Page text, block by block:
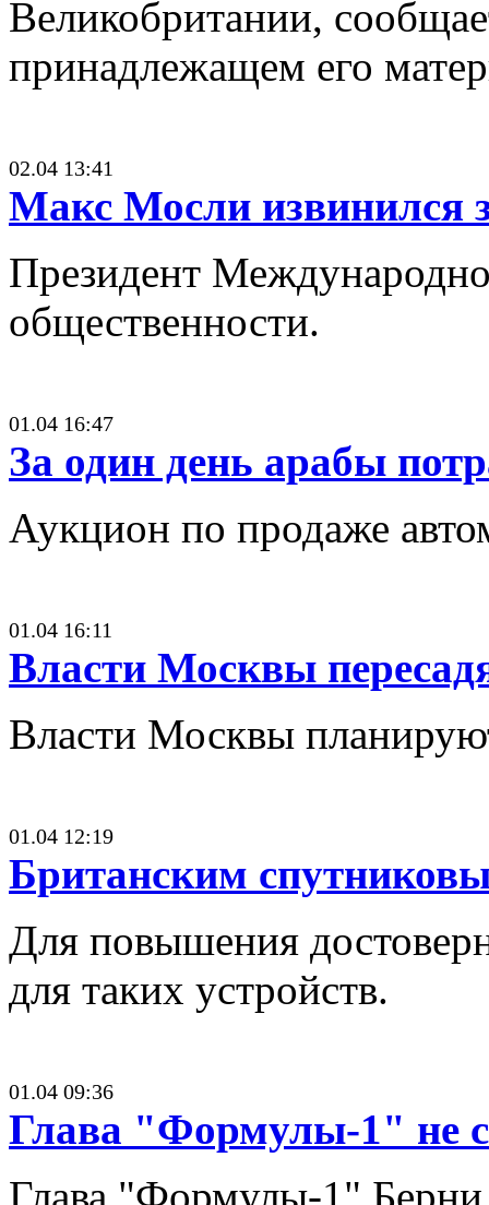
Великобритании,
принадлежащем его
02.04 13:41
Макс Мосли извинился
Президент
общественности.
01.04 16:47
За один день арабы
Аукцион по продаже
01.04 16:11
Власти Москвы
Власти Москвы
01.04 12:19
Британским
Для повышения
для таких устройств.
01.04 09:36
Глава "Формулы-1" не